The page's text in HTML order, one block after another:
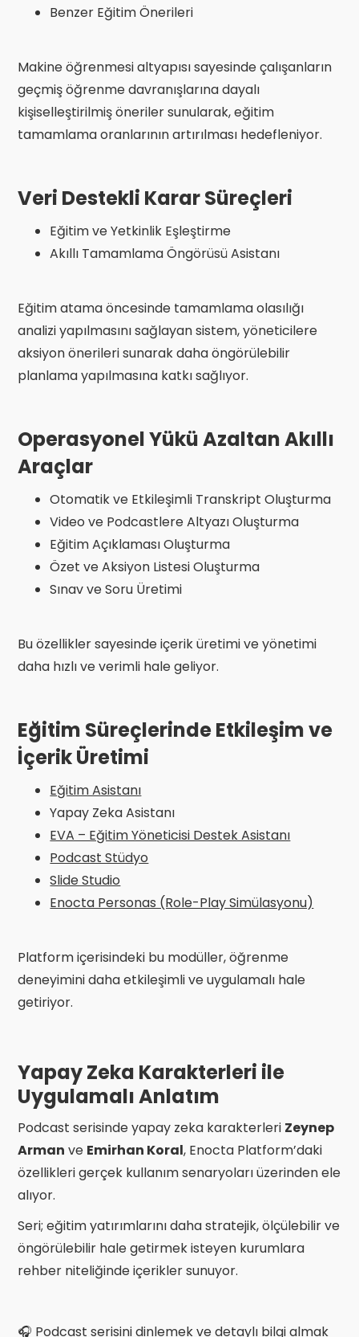
Benzer Eğitim Önerileri
Makine öğrenmesi altyapısı sayesinde çalışanların
geçmiş öğrenme davranışlarına dayalı
kişiselleştirilmiş öneriler sunularak, eğitim
tamamlama oranlarının artırılması hedefleniyor.
Veri Destekli Karar Süreçleri
Eğitim ve Yetkinlik Eşleştirme
Akıllı Tamamlama Öngörüsü Asistanı
Eğitim atama öncesinde tamamlama olasılığı
analizi yapılmasını sağlayan sistem, yöneticilere
aksiyon önerileri sunarak daha öngörülebilir
planlama yapılmasına katkı sağlıyor.
Operasyonel Yükü Azaltan Akıllı
Araçlar
Otomatik ve Etkileşimli Transkript Oluşturma
Video ve Podcastlere Altyazı Oluşturma
Eğitim Açıklaması Oluşturma
Özet ve Aksiyon Listesi Oluşturma
Sınav ve Soru Üretimi
Bu özellikler sayesinde içerik üretimi ve yönetimi
daha hızlı ve verimli hale geliyor.
Eğitim Süreçlerinde Etkileşim ve
İçerik Üretimi
Eğitim Asistanı
Yapay Zeka Asistanı
EVA – Eğitim Yöneticisi Destek Asistanı
Podcast Stüdyo
Slide Studio
Enocta Personas (Role-Play Simülasyonu)
Platform içerisindeki bu modüller, öğrenme
deneyimini daha etkileşimli ve uygulamalı hale
getiriyor.
Yapay Zeka Karakterleri ile
Uygulamalı Anlatım
Podcast serisinde yapay zeka karakterleri Zeynep
Arman ve Emirhan Koral, Enocta Platform’daki
özellikleri gerçek kullanım senaryoları üzerinden ele
alıyor.
Seri; eğitim yatırımlarını daha stratejik, ölçülebilir ve
öngörülebilir hale getirmek isteyen kurumlara
rehber niteliğinde içerikler sunuyor.
🎧 Podcast serisini dinlemek ve detaylı bilgi almak